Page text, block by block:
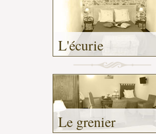
L'écurie
Le grenier